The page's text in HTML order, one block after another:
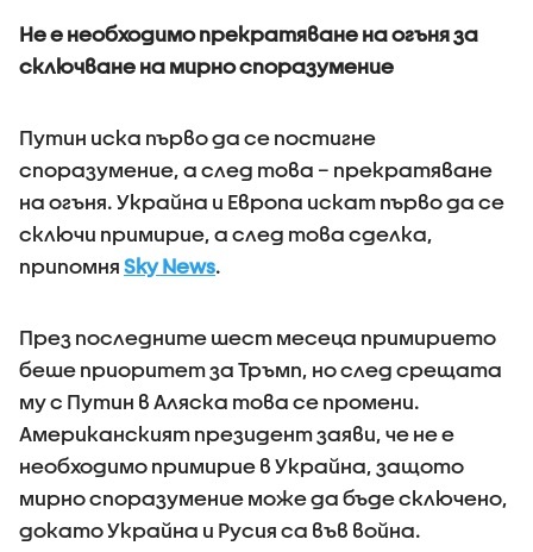
Не е необходимо прекратяване на огъня за
сключване на мирно споразумение
Путин иска първо да се постигне
споразумение, а след това – прекратяване
на огъня. Украйна и Европа искат първо да се
сключи примирие, а след това сделка,
припомня Sky News.
През последните шест месеца примирието
беше приоритет за Тръмп, но след срещата
му с Путин в Аляска това се промени.
Американският президент заяви, че не е
необходимо примирие в Украйна, защото
мирно споразумение може да бъде сключено,
докато Украйна и Русия са във война.